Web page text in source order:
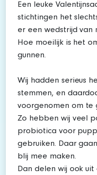
Een leuke
stichtingen het
er een wedstrijd van
Hoe moeilijk is het
gunnen.
Wij hadden serieus
stemmen, en
voorgenomen om te
Zo hebben wij veel
probiotica voor
gebruiken. Daar
blij mee maken.
Dan delen wij ook